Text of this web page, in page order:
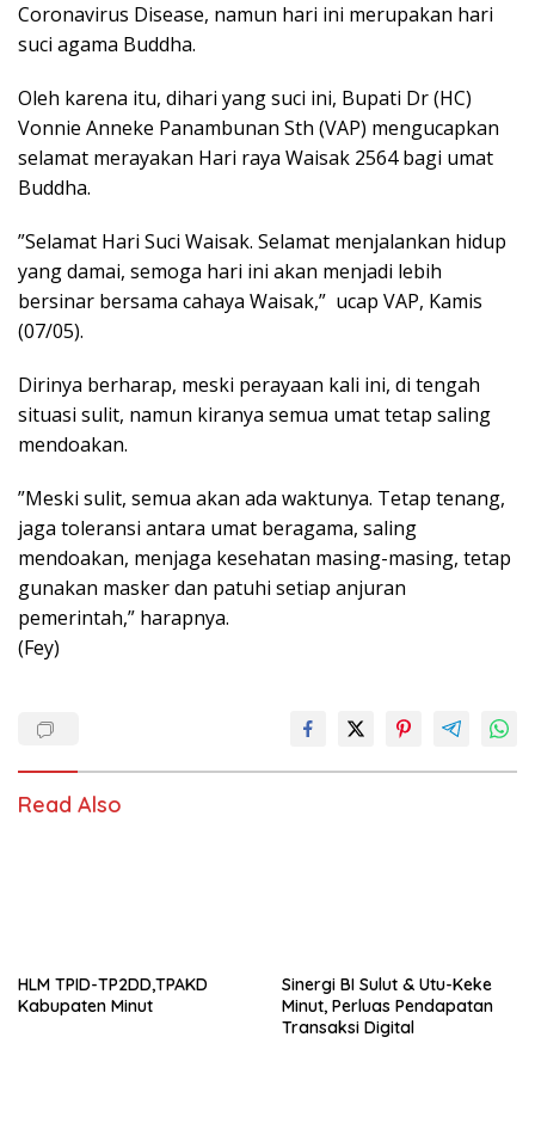
Coronavirus Disease, namun hari ini merupakan hari
suci agama Buddha.
Oleh karena itu, dihari yang suci ini, Bupati Dr (HC)
Vonnie Anneke Panambunan Sth (VAP) mengucapkan
selamat merayakan Hari raya Waisak 2564 bagi umat
Buddha.
”Selamat Hari Suci Waisak. Selamat menjalankan hidup
yang damai, semoga hari ini akan menjadi lebih
bersinar bersama cahaya Waisak,” ucap VAP, Kamis
(07/05).
Dirinya berharap, meski perayaan kali ini, di tengah
situasi sulit, namun kiranya semua umat tetap saling
mendoakan.
”Meski sulit, semua akan ada waktunya. Tetap tenang,
jaga toleransi antara umat beragama, saling
mendoakan, menjaga kesehatan masing-masing, tetap
gunakan masker dan patuhi setiap anjuran
pemerintah,” harapnya.
(Fey)
Read Also
HLM TPID-TP2DD,TPAKD
Kabupaten Minut
Sinergi BI Sulut & Utu-Keke
Minut, Perluas Pendapatan
Transaksi Digital